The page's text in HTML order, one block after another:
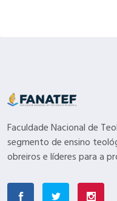
Faculdade Nacional de
segmento de ensino
obreiros e líderes para a